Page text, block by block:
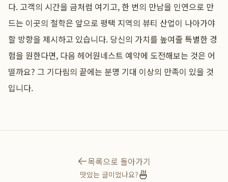
다. 고객의 시간을 금처럼 여기고, 한 번의 만남을 인연으로 만
드는 이곳의 철학은 앞으로 평택 지역의 뷰티 산업이 나아가야
할 방향을 제시하고 있습니다. 당신의 가치를 높여줄 특별한 경
험을 원한다면, 다음 헤어원네스트 예약에 도전해보는 것은 어
떨까요? 그 기다림의 끝에는 분명 기대 이상의 만족이 있을 것
입니다.
목록으로 돌아가기
맛있는 글이었나요?🍜